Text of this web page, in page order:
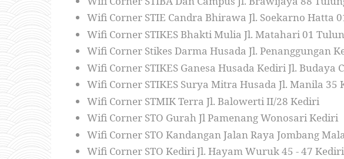
Wifi Corner STIE Candra Bhirawa Jl. Soekarno Hatta
Wifi Corner STIKES Bhakti Mulia Jl. Matahari 01
Wifi Corner Stikes Darma Husada Jl. Penanggungan
Wifi Corner STIKES Ganesa Husada Kediri Jl. Budaya
Wifi Corner STIKES Surya Mitra Husada Jl. Manila 35
Wifi Corner STMIK Terra Jl. Balowerti II/28 Kediri
Wifi Corner STO Gurah Jl Pamenang Wonosari Kediri
Wifi Corner STO Kandangan Jalan Raya Jombang
Wifi Corner STO Kediri Jl. Hayam Wuruk 45 - 47 Kediri